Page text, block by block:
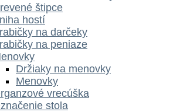
štipce
hostí
na darčeky
na peniaze
Držiaky na menovky
Menovky
vrecúška
stola